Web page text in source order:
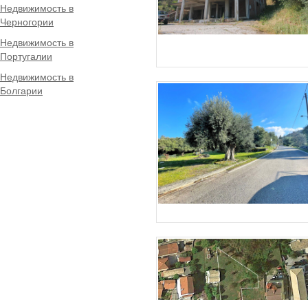
Недвижимость в
Черногории
Недвижимость в
Португалии
Недвижимость в
Болгарии